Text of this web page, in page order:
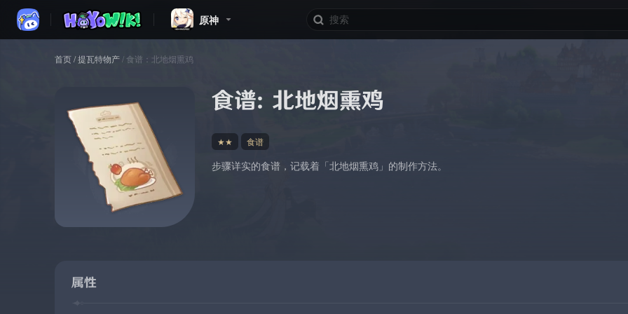
原神
首页/提瓦特物产/ 食谱：北地烟熏鸡
食谱：北地烟熏鸡
★★ 食谱
步骤详实的食谱，记载着「北地烟熏鸡」的制作方法。
属性